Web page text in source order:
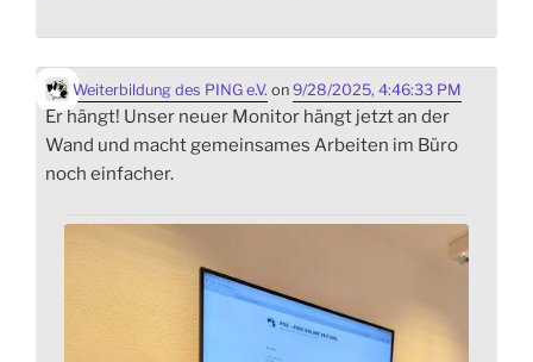
Weiterbildung des PING e.V. on 9/28/2025, 4:46:33 PM
Er hängt! Unser neuer Monitor hängt jetzt an der
Wand und macht gemeinsames Arbeiten im Büro
noch einfacher.